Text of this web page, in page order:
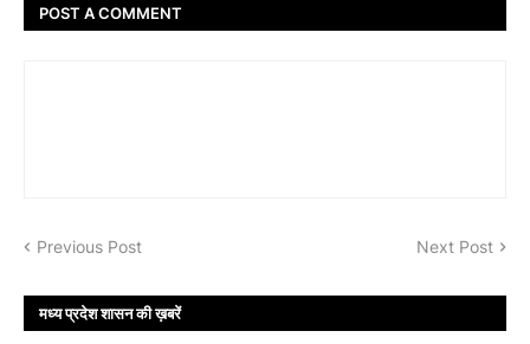
POST A COMMENT
Previous Post Next Post
मध्य प्रदेश शासन की ख़बरें